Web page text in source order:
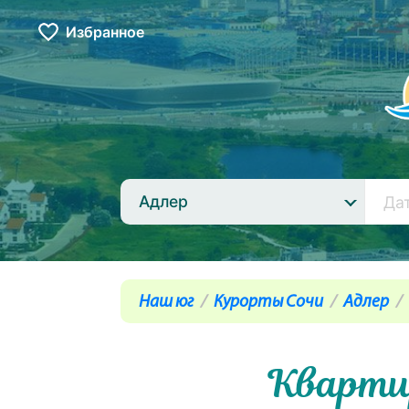
Избранное
Адлер
Наш юг Курорты Сочи Адлер